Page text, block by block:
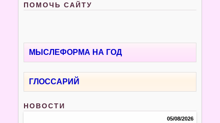
ПОМОЧЬ САЙТУ
МЫСЛЕФОРМА НА ГОД
ГЛОССАРИЙ
НОВОСТИ
05/08/2026